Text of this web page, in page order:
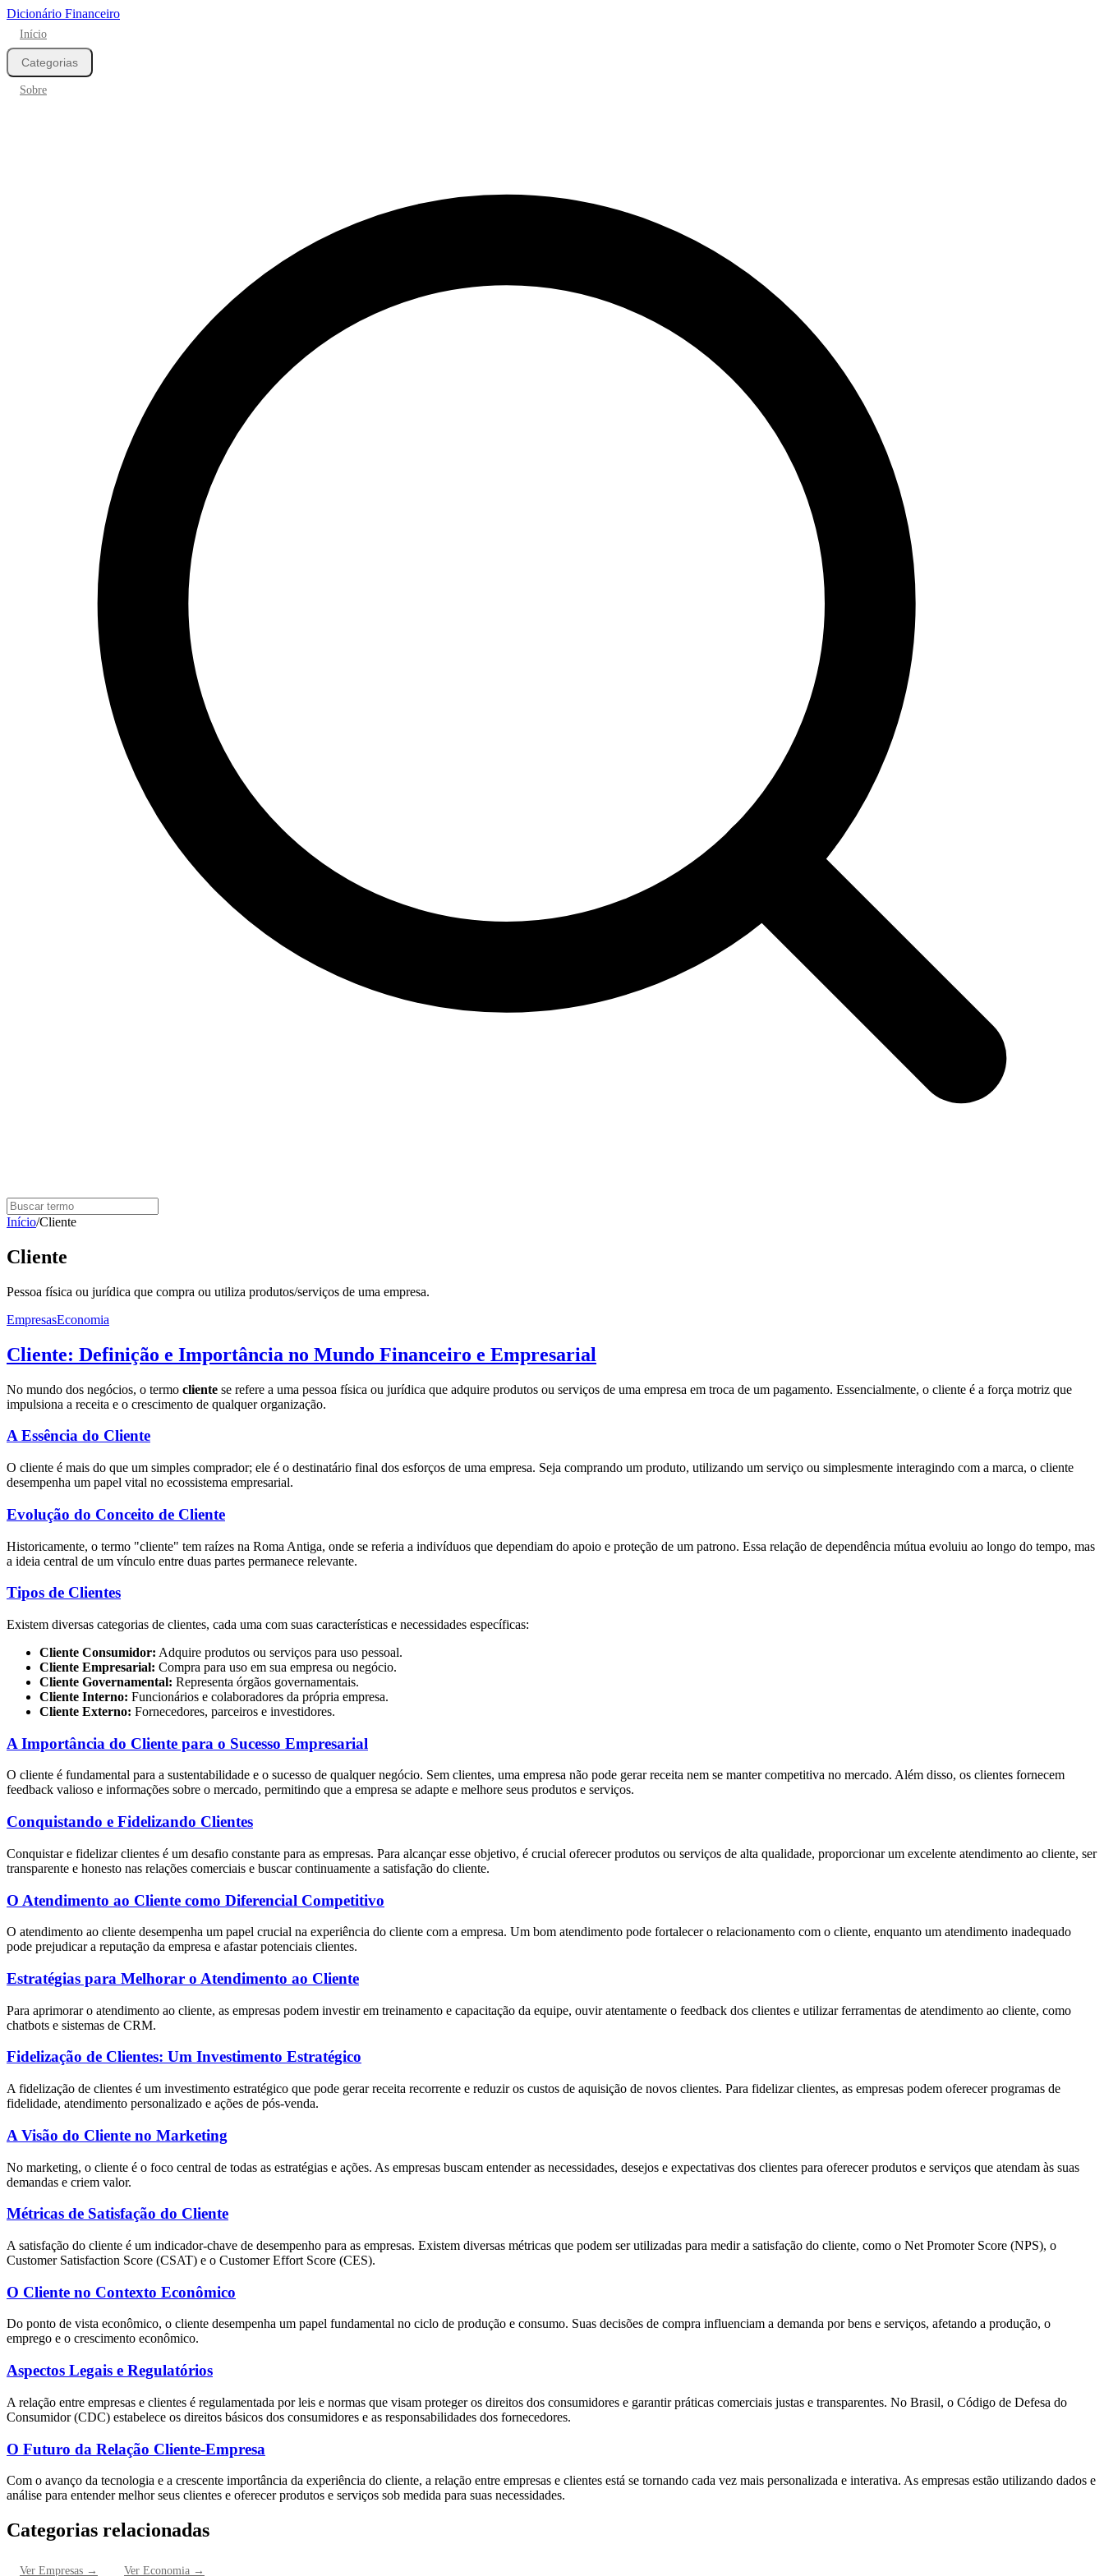
Dicionário Financeiro
Início
Categorias
Sobre
Início/Cliente
Cliente
Pessoa física ou jurídica que compra ou utiliza produtos/serviços de uma empresa.
EmpresasEconomia
Cliente: Definição e Importância no Mundo Financeiro e Empresarial
No mundo dos negócios, o termo cliente se refere a uma pessoa física ou jurídica que adquire produtos ou serviços de uma empresa em troca de um pagamento. Essencialmente, o cliente é a força motriz que
impulsiona a receita e o crescimento de qualquer organização.
A Essência do Cliente
O cliente é mais do que um simples comprador; ele é o destinatário final dos esforços de uma empresa. Seja comprando um produto, utilizando um serviço ou simplesmente interagindo com a marca, o cliente
desempenha um papel vital no ecossistema empresarial.
Evolução do Conceito de Cliente
Historicamente, o termo "cliente" tem raízes na Roma Antiga, onde se referia a indivíduos que dependiam do apoio e proteção de um patrono. Essa relação de dependência mútua evoluiu ao longo do tempo, mas
a ideia central de um vínculo entre duas partes permanece relevante.
Tipos de Clientes
Existem diversas categorias de clientes, cada uma com suas características e necessidades específicas:
Cliente Consumidor: Adquire produtos ou serviços para uso pessoal.
Cliente Empresarial: Compra para uso em sua empresa ou negócio.
Cliente Governamental: Representa órgãos governamentais.
Cliente Interno: Funcionários e colaboradores da própria empresa.
Cliente Externo: Fornecedores, parceiros e investidores.
A Importância do Cliente para o Sucesso Empresarial
O cliente é fundamental para a sustentabilidade e o sucesso de qualquer negócio. Sem clientes, uma empresa não pode gerar receita nem se manter competitiva no mercado. Além disso, os clientes fornecem
feedback valioso e informações sobre o mercado, permitindo que a empresa se adapte e melhore seus produtos e serviços.
Conquistando e Fidelizando Clientes
Conquistar e fidelizar clientes é um desafio constante para as empresas. Para alcançar esse objetivo, é crucial oferecer produtos ou serviços de alta qualidade, proporcionar um excelente atendimento ao cliente, ser
transparente e honesto nas relações comerciais e buscar continuamente a satisfação do cliente.
O Atendimento ao Cliente como Diferencial Competitivo
O atendimento ao cliente desempenha um papel crucial na experiência do cliente com a empresa. Um bom atendimento pode fortalecer o relacionamento com o cliente, enquanto um atendimento inadequado
pode prejudicar a reputação da empresa e afastar potenciais clientes.
Estratégias para Melhorar o Atendimento ao Cliente
Para aprimorar o atendimento ao cliente, as empresas podem investir em treinamento e capacitação da equipe, ouvir atentamente o feedback dos clientes e utilizar ferramentas de atendimento ao cliente, como
chatbots e sistemas de CRM.
Fidelização de Clientes: Um Investimento Estratégico
A fidelização de clientes é um investimento estratégico que pode gerar receita recorrente e reduzir os custos de aquisição de novos clientes. Para fidelizar clientes, as empresas podem oferecer programas de
fidelidade, atendimento personalizado e ações de pós-venda.
A Visão do Cliente no Marketing
No marketing, o cliente é o foco central de todas as estratégias e ações. As empresas buscam entender as necessidades, desejos e expectativas dos clientes para oferecer produtos e serviços que atendam às suas
demandas e criem valor.
Métricas de Satisfação do Cliente
A satisfação do cliente é um indicador-chave de desempenho para as empresas. Existem diversas métricas que podem ser utilizadas para medir a satisfação do cliente, como o Net Promoter Score (NPS), o
Customer Satisfaction Score (CSAT) e o Customer Effort Score (CES).
O Cliente no Contexto Econômico
Do ponto de vista econômico, o cliente desempenha um papel fundamental no ciclo de produção e consumo. Suas decisões de compra influenciam a demanda por bens e serviços, afetando a produção, o
emprego e o crescimento econômico.
Aspectos Legais e Regulatórios
A relação entre empresas e clientes é regulamentada por leis e normas que visam proteger os direitos dos consumidores e garantir práticas comerciais justas e transparentes. No Brasil, o Código de Defesa do
Consumidor (CDC) estabelece os direitos básicos dos consumidores e as responsabilidades dos fornecedores.
O Futuro da Relação Cliente-Empresa
Com o avanço da tecnologia e a crescente importância da experiência do cliente, a relação entre empresas e clientes está se tornando cada vez mais personalizada e interativa. As empresas estão utilizando dados e
análise para entender melhor seus clientes e oferecer produtos e serviços sob medida para suas necessidades.
Categorias relacionadas
Ver Empresas → Ver Economia →